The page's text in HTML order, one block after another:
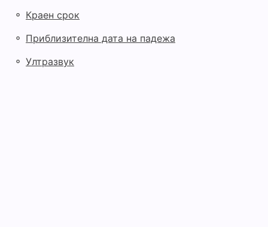
◦ Краен срок
◦ Приблизителна дата на падежа
◦ Ултразвук